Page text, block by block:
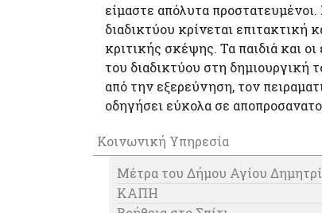
είμαστε απόλυτα
διαδικτύου κρίνεται
κριτικής σκέψης. Τα παιδιά και
του διαδικτύου στη δημιουργική
από την εξερεύνηση, τον
οδηγήσει εύκολα σε
Κοινωνική Υπηρεσία
Μέτρα του Δήμου Αγίου
ΚΑΠΗ